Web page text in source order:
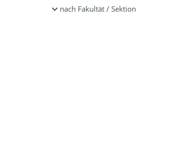
nach Fakultät / Sektion